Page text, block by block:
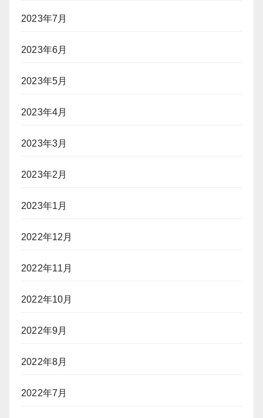
2023年7月
2023年6月
2023年5月
2023年4月
2023年3月
2023年2月
2023年1月
2022年12月
2022年11月
2022年10月
2022年9月
2022年8月
2022年7月